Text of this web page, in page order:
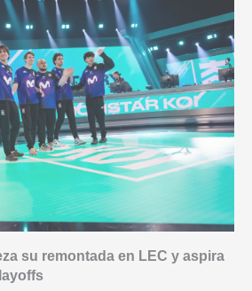
su remontada en LEC y aspira